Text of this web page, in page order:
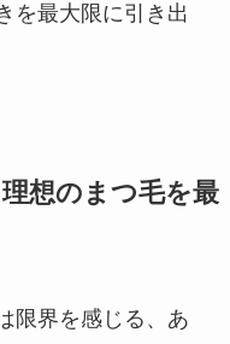
を最大限に引き出
想のまつ毛を最
限界を感じる、あ